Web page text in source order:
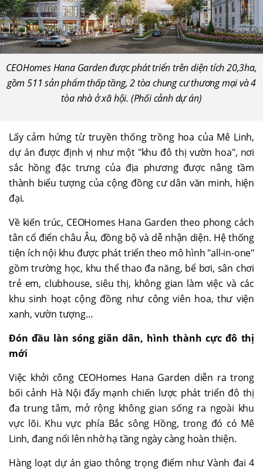
CEOHomes Hana Garden được phát triển trên diện tích 20,3ha,
gồm 511 sản phẩm thấp tầng, 2 tòa chung cư thương mại và 4
tòa nhà ở xã hội. (Phối cảnh dự án)
Lấy cảm hứng từ truyền thống trồng hoa của Mê Linh,
dự án được định vị như một "khu đô thị vườn hoa", nơi
sắc hồng đặc trưng của địa phương được nâng tầm
thành biểu tượng của cộng đồng cư dân văn minh, hiện
đại.
Về kiến trúc, CEOHomes Hana Garden theo phong cách
tân cổ điển châu Âu, đồng bộ và dễ nhận diện. Hệ thống
tiện ích nội khu được phát triển theo mô hình "all-in-one"
gồm trường học, khu thể thao đa năng, bể bơi, sân chơi
trẻ em, clubhouse, siêu thị, không gian làm việc và các
khu sinh hoạt cộng đồng như công viên hoa, thư viện
xanh, vườn tượng…
Đón đầu làn sóng giãn dân, hình thành cực đô thị
mới
Việc khởi công CEOHomes Hana Garden diễn ra trong
bối cảnh Hà Nội đẩy mạnh chiến lược phát triển đô thị
đa trung tâm, mở rộng không gian sống ra ngoài khu
vực lõi. Khu vực phía Bắc sông Hồng, trong đó có Mê
Linh, đang nổi lên nhờ hạ tầng ngày càng hoàn thiện.
Hàng loạt dự án giao thông trọng điểm như Vành đai 4